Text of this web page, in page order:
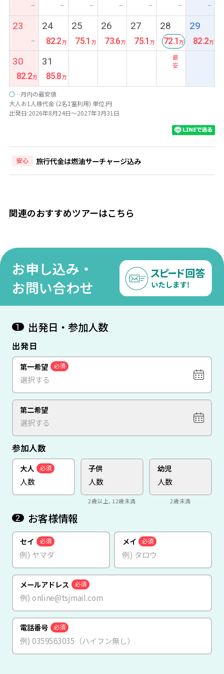
ー ー ー ー ー ー ー
23
ー
24
82.2
25
75.1
26
73.6
27
75.1
28
最
安
72.1
29
82.2
30
82.2
31
85.8
○…月内の最安値
大人お1人様代金 (2名1室利用) 単位:円
出発日:2026年8月24日～2027年3月31日
安心 旅行代金は燃油サーチャージ込み
関連のおすすめツアーはこちら
お申し込み・
お問い合わせ
1 出発日・参加人数
出発日
第一希望 必須
第二希望
参加人数
大人 必須 子供
2歳以上、12歳未満
幼児
2歳未満
2 お客様情報
セイ 必須 メイ 必須
メールアドレス 必須
電話番号 必須